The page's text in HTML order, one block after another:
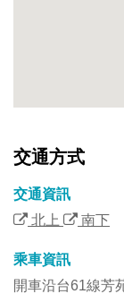
交通方式
交通資訊
北上
南下
乘車資訊
開車沿台61線芳